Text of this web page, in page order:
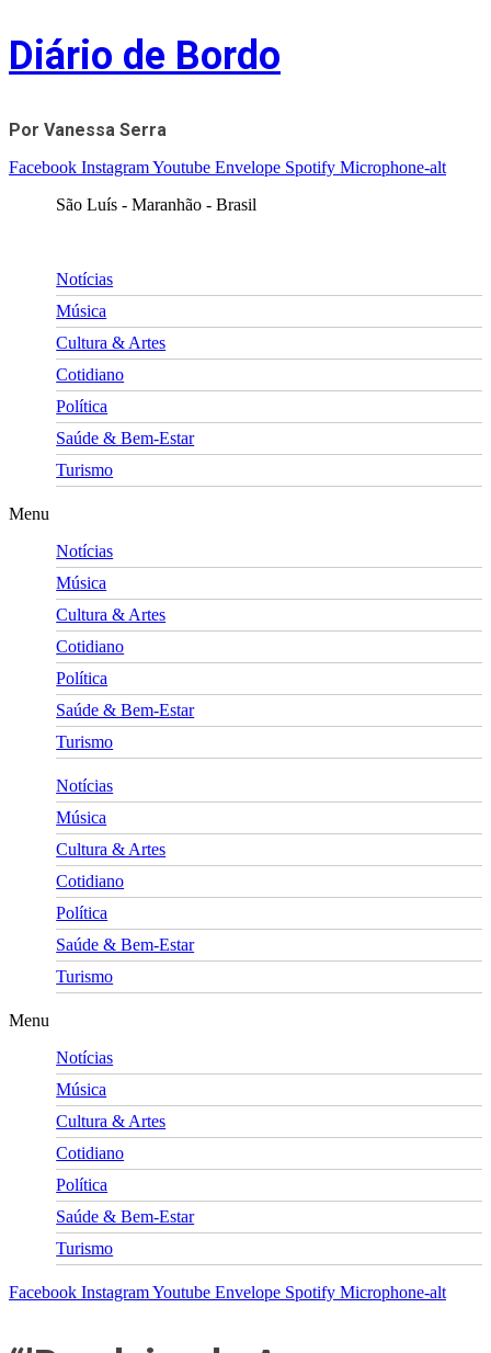
Skip
to
content
Diário de Bordo
Por Vanessa Serra
Facebook InstagramYoutube Envelope Spotify Microphone-alt
São Luís - Maranhão - Brasil
Notícias
Música
Cultura & Artes
Cotidiano
Política
Saúde & Bem-Estar
Turismo
Menu
Notícias
Música
Cultura & Artes
Cotidiano
Política
Saúde & Bem-Estar
Turismo
Notícias
Música
Cultura & Artes
Cotidiano
Política
Saúde & Bem-Estar
Turismo
Menu
Notícias
Música
Cultura & Artes
Cotidiano
Política
Saúde & Bem-Estar
Turismo
Facebook InstagramYoutube Envelope Spotify Microphone-alt